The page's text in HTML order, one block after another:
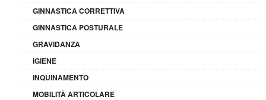
GINNASTICA CORRETTIVA
GINNASTICA POSTURALE
GRAVIDANZA
IGIENE
INQUINAMENTO
MOBILITÀ ARTICOLARE